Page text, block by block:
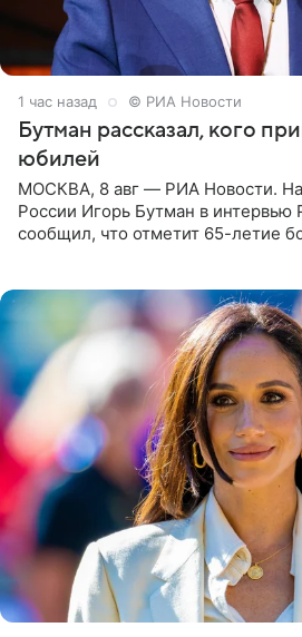
1 час назад © РИА Новости
Бутман рассказал, кого
юбилей
МОСКВА, 8 авг — РИА Новости.
России Игорь Бутман в интервью
сообщил, что отметит 65-летие